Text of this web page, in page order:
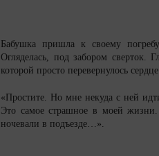
Бабушка пришла к своему
Огляделась, под забором
которой просто перевернулось
«Простите. Но мне некуда с ней
Это самое страшное в моей
ночевали в подъезде…».